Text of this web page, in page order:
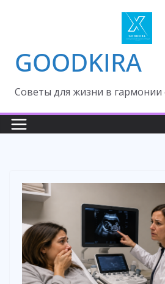
GOODKIRA
Cоветы для жизни в